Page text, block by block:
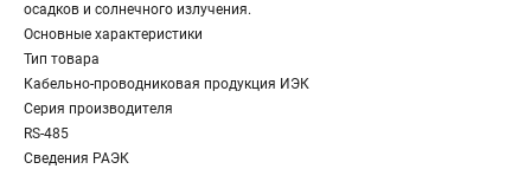
осадков и солнечного излучения.
Основные характеристики
Тип товара
Кабельно-проводниковая продукция ИЭК
Серия производителя
RS-485
Сведения РАЭК